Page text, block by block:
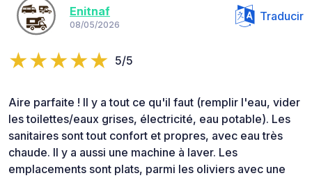
Enitnaf
08/05/2026
Traducir
5/5
Aire parfaite ! Il y a tout ce qu'il faut (remplir l'eau, vider
les toilettes/eaux grises, électricité, eau potable). Les
sanitaires sont tout confort et propres, avec eau très
chaude. Il y a aussi une machine à laver. Les
emplacements sont plats, parmi les oliviers avec une